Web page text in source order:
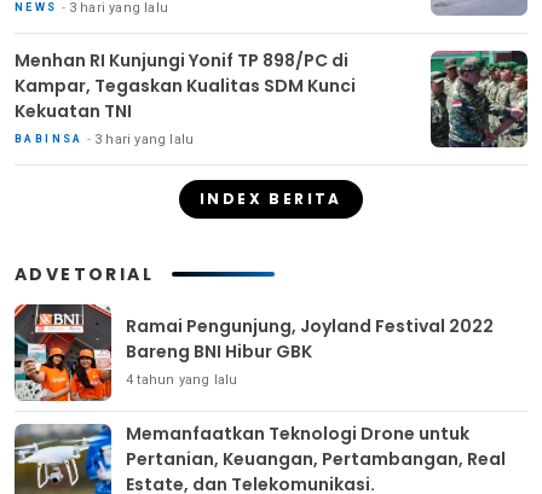
NEWS 3 hari yang lalu
Menhan RI Kunjungi Yonif TP 898/PC di
Kampar, Tegaskan Kualitas SDM Kunci
Kekuatan TNI
BABINSA 3 hari yang lalu
INDEX BERITA
ADVETORIAL
Ramai Pengunjung, Joyland Festival 2022
Bareng BNI Hibur GBK
4 tahun yang lalu
Memanfaatkan Teknologi Drone untuk
Pertanian, Keuangan, Pertambangan, Real
Estate, dan Telekomunikasi.